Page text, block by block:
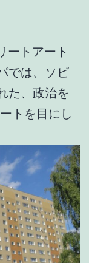
ートアート
では、ソビ
た、政治を
トを目にし